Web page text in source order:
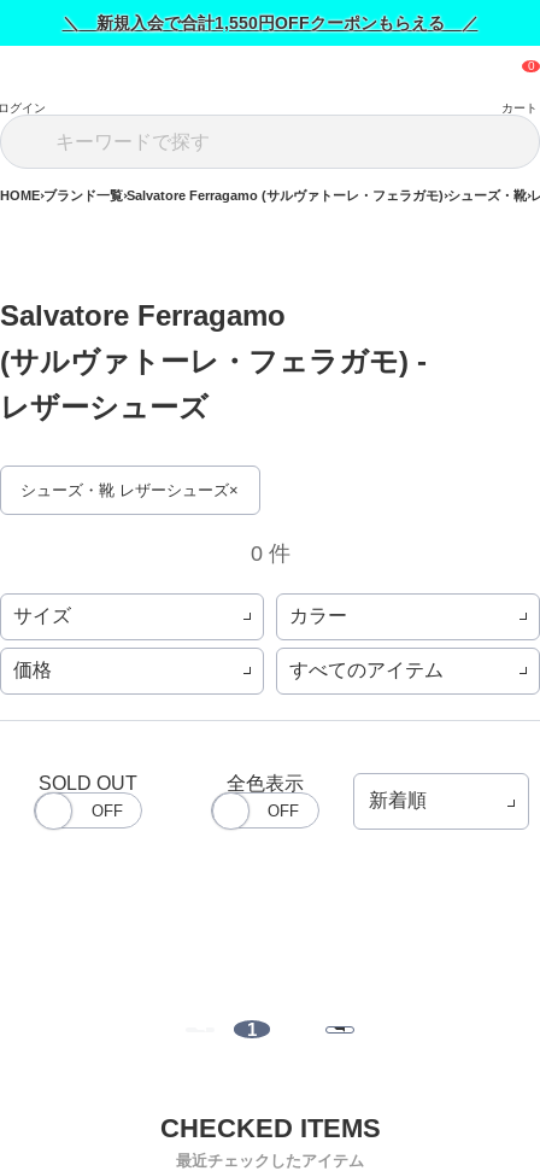
＼ 新規入会で合計1,550円OFFクーポンもらえる ／
グイン カート
HOME ブランド一覧 Salvatore Ferragamo (サルヴァトーレ・フェラガモ) シューズ・靴
Salvatore Ferragamo
(サルヴァトーレ・フェラガモ) -
レザーシューズ
シューズ・靴 レザーシューズ
0 件
サイズ カラー
価格 すべてのアイテム
SOLD OUT 全色表示
1
最近チェックしたアイテム